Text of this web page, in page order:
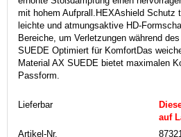
mit hohem Aufprall.HEXAshield Schutz
leichte und atmungsaktive HD-
Bereiche, um Verletzungen während
SUEDE Optimiert für KomfortDas
Material AX SUEDE bietet maximalen
Passform.
Lieferbar
auf
Artikel-Nr.
87321